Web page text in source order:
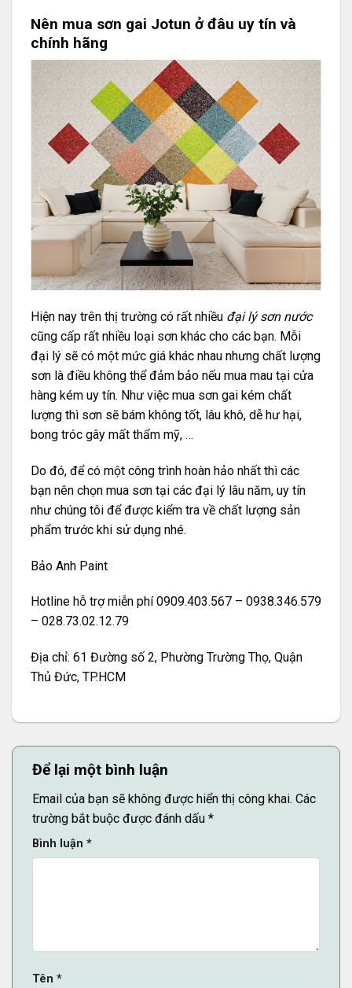
Nên mua sơn gai Jotun ở đâu uy tín và
chính hãng
Hiện nay trên thị trường có rất nhiều đại lý sơn nước
cũng cấp rất nhiều loại sơn khác cho các bạn. Mỗi
đại lý sẽ có một mức giá khác nhau nhưng chất lượng
sơn là điều không thể đảm bảo nếu mua mau tại cửa
hàng kém uy tín. Như việc mua sơn gai kém chất
lượng thì sơn sẽ bám không tốt, lâu khô, dễ hư hại,
bong tróc gây mất thẩm mỹ, …
Do đó, để có một công trình hoàn hảo nhất thì các
bạn nên chọn mua sơn tại các đại lý lâu năm, uy tín
như chúng tôi để được kiểm tra về chất lượng sản
phẩm trước khi sử dụng nhé.
Bảo Anh Paint
Hotline hỗ trợ miễn phí 0909.403.567 – 0938.346.579
– 028.73.02.12.79
Địa chỉ: 61 Đường số 2, Phường Trường Thọ, Quận
Thủ Đức, TP.HCM
Để lại một bình luận
Email của bạn sẽ không được hiển thị công khai. Các
trường bắt buộc được đánh dấu *
Bình luận *
Tên *